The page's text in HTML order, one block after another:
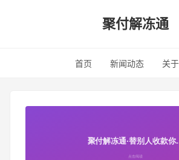
聚付解冻通
首页 新闻动态 关